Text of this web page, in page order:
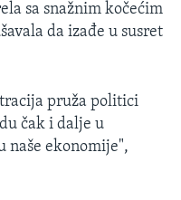
sa snažnim kočećim
da izađe u susret
pruža politici
čak i dalje u
naše ekonomije",